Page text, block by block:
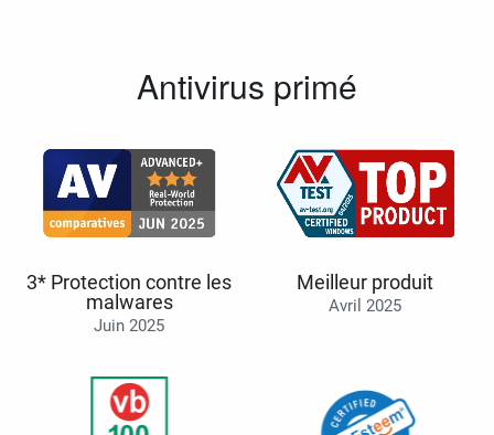
Antivirus primé
3* Protection contre les
malwares
Juin 2025
Meilleur produit
Avril 2025